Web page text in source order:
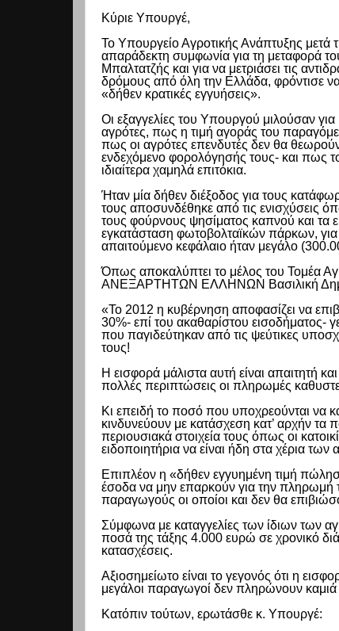
Κύριε Υπουργέ,
Το Υπουργείο Αγροτικής Ανάπτυξης μετά
απαράδεκτη συμφωνία για τη μεταφορά
Μπαλτατζής και για να μετριάσει τις
δρόμους από όλη την Ελλάδα, φρόντισε
«δήθεν κρατικές εγγυήσεις».
Οι εξαγγελίες του Υπουργού μιλούσαν
αγρότες, πως η τιμή αγοράς του
πως οι αγρότες επενδυτές δεν θα
ενδεχόμενο φορολόγησής τους- και πως
ιδιαίτερα χαμηλά επιτόκια.
Ήταν μία δήθεν διέξοδος για τους
τους αποσυνδέθηκε από τις ενισχύσεις
τους φούρνους ψησίματος καπνού και τα
εγκατάσταση φωτοβολταϊκών πάρκων,
απαιτούμενο κεφάλαιο ήταν μεγάλο
Όπως αποκαλύπτει το μέλος του Τομέα
ΑΝΕΞΑΡΤΗΤΩΝ ΕΛΛΗΝΩΝ Βασιλική
«Το 2012 η κυβέρνηση αποφασίζει να
30%- επί του ακαθαρίστου εισοδήματος-
που παγιδεύτηκαν από τις ψεύτικες
τους!
Η εισφορά μάλιστα αυτή είναι απαιτητή
πολλές περιπτώσεις οι πληρωμές
Κι επειδή το ποσό που υποχρεούνται να
κινδυνεύουν με κατάσχεση κατ’ αρχήν τα
περιουσιακά στοιχεία τους όπως οι
ειδοποιητήρια να είναι ήδη στα χέρια των
Επιπλέον η «δήθεν εγγυημένη τιμή
έσοδα να μην επαρκούν για την πληρωμή
παραγωγούς οι οποίοι και δεν θα
Σύμφωνα με καταγγελίες των ίδιων των
ποσά της τάξης 4.000 ευρώ σε χρονικό
κατασχέσεις.
Αξιοσημείωτο είναι το γεγονός ότι η
μεγάλοι παραγωγοί δεν πληρώνουν καμιά
Κατόπιν τούτων, ερωτάσθε κ. Υπουργέ: